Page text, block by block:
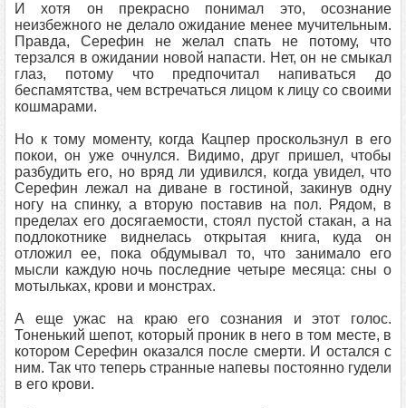
И хотя он прекрасно понимал это, осознание
неизбежного не делало ожидание менее мучительным.
Правда, Серефин не желал спать не потому, что
терзался в ожидании новой напасти. Нет, он не смыкал
глаз, потому что предпочитал напиваться до
беспамятства, чем встречаться лицом к лицу со своими
кошмарами.
Но к тому моменту, когда Кацпер проскользнул в его
покои, он уже очнулся. Видимо, друг пришел, чтобы
разбудить его, но вряд ли удивился, когда увидел, что
Серефин лежал на диване в гостиной, закинув одну
ногу на спинку, а вторую поставив на пол. Рядом, в
пределах его досягаемости, стоял пустой стакан, а на
подлокотнике виднелась открытая книга, куда он
отложил ее, пока обдумывал то, что занимало его
мысли каждую ночь последние четыре месяца: сны о
мотыльках, крови и монстрах.
А еще ужас на краю его сознания и этот голос.
Тоненький шепот, который проник в него в том месте, в
котором Серефин оказался после смерти. И остался с
ним. Так что теперь странные напевы постоянно гудели
в его крови.